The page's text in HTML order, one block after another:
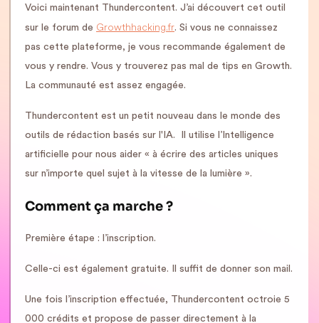
Voici maintenant Thundercontent. J’ai découvert cet outil
sur le forum de Growthhacking.fr. Si vous ne connaissez
pas cette plateforme, je vous recommande également de
vous y rendre. Vous y trouverez pas mal de tips en Growth.
La communauté est assez engagée.
Thundercontent est un petit nouveau dans le monde des
outils de rédaction basés sur l'IA. Il utilise l’Intelligence
artificielle pour nous aider « à écrire des articles uniques
sur n’importe quel sujet à la vitesse de la lumière ».
Comment ça marche ?
Première étape : l’inscription.
Celle-ci est également gratuite. Il suffit de donner son mail.
Une fois l’inscription effectuée, Thundercontent octroie 5
000 crédits et propose de passer directement à la